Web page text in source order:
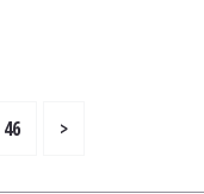
46 >